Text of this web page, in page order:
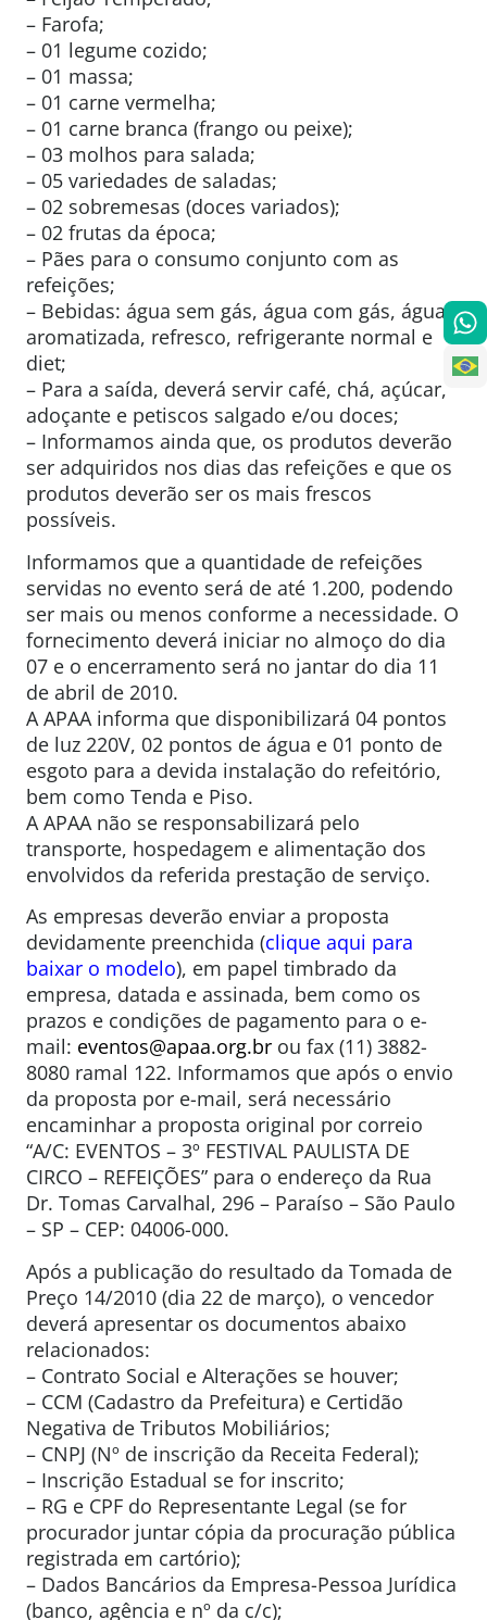
– Farofa;
– 01 legume cozido;
– 01 massa;
– 01 carne vermelha;
– 01 carne branca (frango ou peixe);
– 03 molhos para salada;
– 05 variedades de saladas;
– 02 sobremesas (doces variados);
– 02 frutas da época;
– Pães para o consumo conjunto com as
refeições;
– Bebidas: água sem gás, água com gás, água
aromatizada, refresco, refrigerante normal e
diet;
– Para a saída, deverá servir café, chá, açúcar,
adoçante e petiscos salgado e/ou doces;
– Informamos ainda que, os produtos deverão
ser adquiridos nos dias das refeições e que os
produtos deverão ser os mais frescos
possíveis.
Informamos que a quantidade de refeições
servidas no evento será de até 1.200, podendo
ser mais ou menos conforme a necessidade. O
fornecimento deverá iniciar no almoço do dia
07 e o encerramento será no jantar do dia 11
de abril de 2010.
A APAA informa que disponibilizará 04 pontos
de luz 220V, 02 pontos de água e 01 ponto de
esgoto para a devida instalação do refeitório,
bem como Tenda e Piso.
A APAA não se responsabilizará pelo
transporte, hospedagem e alimentação dos
envolvidos da referida prestação de serviço.
As empresas deverão enviar a proposta
devidamente preenchida (clique aqui para
baixar o modelo), em papel timbrado da
empresa, datada e assinada, bem como os
prazos e condições de pagamento para o e-
mail: eventos@apaa.org.br ou fax (11) 3882-
8080 ramal 122. Informamos que após o envio
da proposta por e-mail, será necessário
encaminhar a proposta original por correio
“A/C: EVENTOS – 3º FESTIVAL PAULISTA DE
CIRCO – REFEIÇÕES” para o endereço da Rua
Dr. Tomas Carvalhal, 296 – Paraíso – São Paulo
– SP – CEP: 04006-000.
Após a publicação do resultado da Tomada de
Preço 14/2010 (dia 22 de março), o vencedor
deverá apresentar os documentos abaixo
relacionados:
– Contrato Social e Alterações se houver;
– CCM (Cadastro da Prefeitura) e Certidão
Negativa de Tributos Mobiliários;
– CNPJ (Nº de inscrição da Receita Federal);
– Inscrição Estadual se for inscrito;
– RG e CPF do Representante Legal (se for
procurador juntar cópia da procuração pública
registrada em cartório);
– Dados Bancários da Empresa-Pessoa Jurídica
(banco, agência e nº da c/c);